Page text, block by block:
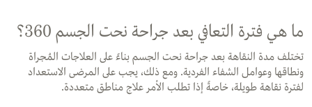
ما هي فترة التعافي بعد جراحة نحت الجسم 360؟
تختلف مدة النقاهة بعد جراحة نحت الجسم بناءً على العلاجات المُجراة
ونطاقها وعوامل الشفاء الفردية. ومع ذلك، يجب على المرضى الاستعداد
لفترة نقاهة طويلة، خاصةً إذا تطلب الأمر علاج مناطق متعددة.